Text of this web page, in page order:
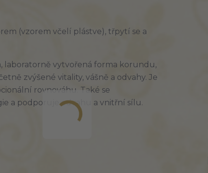
(vzorem včelí plástve), třpytí se a
laboratorně vytvořená forma korundu,
zvýšené vitality, vášně a odvahy. Je
rovnováhu. Také se
a podporuje odvahu a vnitřní sílu.